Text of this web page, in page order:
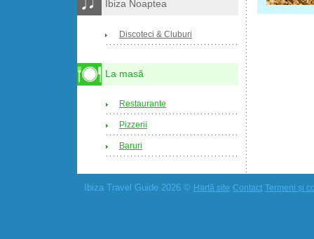
Ibiza Noaptea
Discoteci & Cluburi
La masă
Restaurante
Pizzerii
Baruri
Ibiza Travel Guide 2026 © Hartă site Contact Termeni și